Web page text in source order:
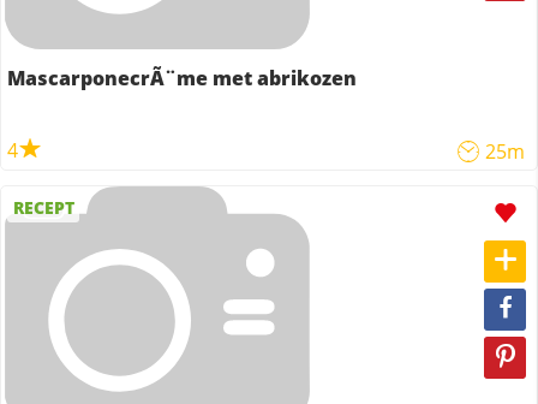
MascarponecrÃ¨me met abrikozen
4 25m
RECEPT